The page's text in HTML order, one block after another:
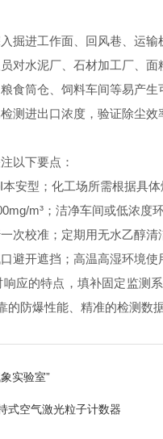
进工作面、回风巷、运输
水泥厂、石材加工厂、面
筒仓、饲料车间等易产生
进出口浓度，验证除尘效
以下要点：
型；化工场所需根据具体
m³；洁净车间或低浓度环
校准；定期用无水乙醇清
开遮挡；高温高湿环境使
的特点，填补固定监测
的防爆性能、精准的检测
实验室”
空气激光粒子计数器